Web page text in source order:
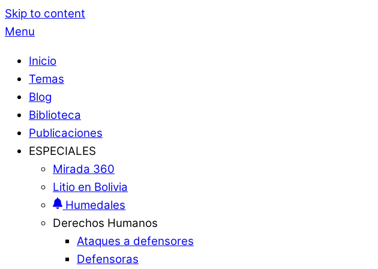
Skip to content
Menu
Inicio
Temas
Blog
Biblioteca
Publicaciones
ESPECIALES
Mirada 360
Litio en Bolivia
Humedales
Derechos Humanos
Ataques a defensores
Defensoras